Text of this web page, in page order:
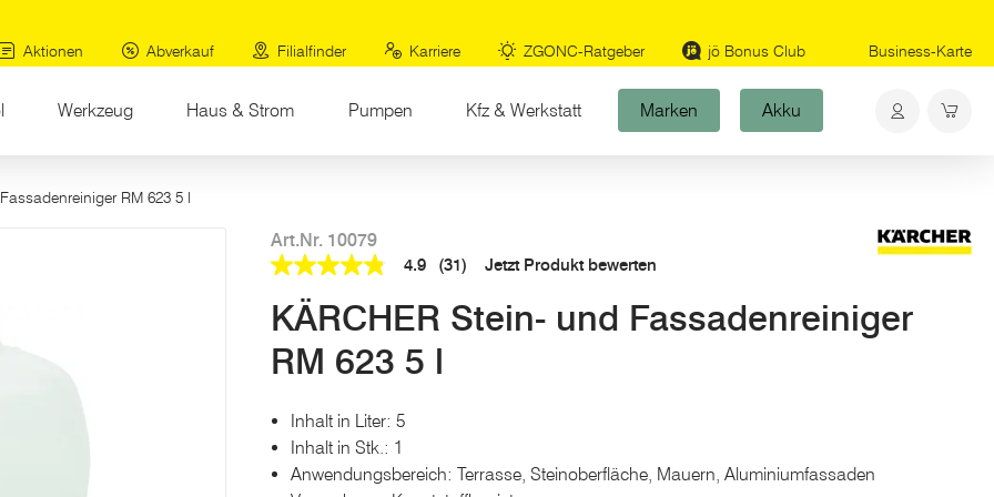
Aktionen
Abverkauf Filialfinder Karriere ZGONC-Ratgeber jö Bonus Club Business-Karte
Werkzeug Haus & Strom Pumpen Kfz & Werkstatt Marken Akku
RM 623 5 l
Art.Nr. 10079
4.9
of
5
stars,
average
rating
Read
Reviews.
Link
auf
4.9 (31) Jetzt Produkt bewerten
KÄRCHER Stein- und Fassadenreiniger
RM 623 5 l
Inhalt in Liter: 5
Inhalt in Stk.: 1
Anwendungsbereich: Terrasse, Steinoberfläche, Mauern, Aluminiumfassaden